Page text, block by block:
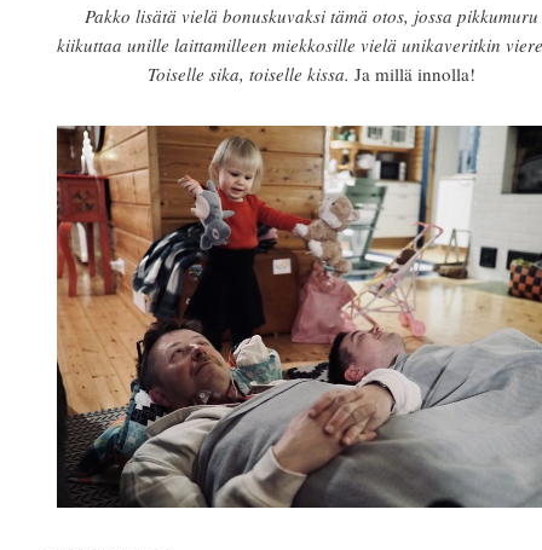
Pakko lisätä vielä bonuskuvaksi tämä otos, jossa pikkumuru
kiikuttaa unille laittamilleen miekkosille vielä unikaveritkin
Toiselle sika, toiselle kissa. Ja millä innolla!